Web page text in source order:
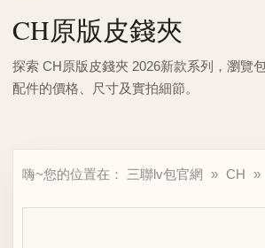
CH原版皮錢夾
探索 CH原版皮錢夾 2026新款系列，瀏覽
配件的價格、尺寸及實拍細節。
嗨~您的位置在： 三聯lv包官網 » CH »